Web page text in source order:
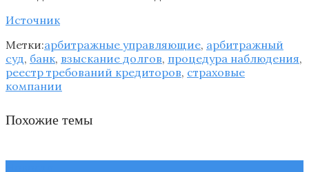
Источник
Метки:арбитражные управляющие, арбитражный
суд, банк, взыскание долгов, процедура наблюдения,
реестр требований кредиторов, страховые
компании
Похожие темы